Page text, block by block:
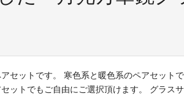
セットです。 寒色系と暖色系のペアセットで
ットでもご自由にご選択頂けます。 グラスサ